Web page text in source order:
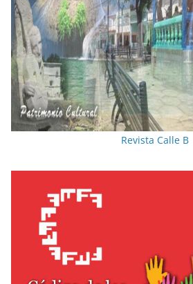
Revista Calle B